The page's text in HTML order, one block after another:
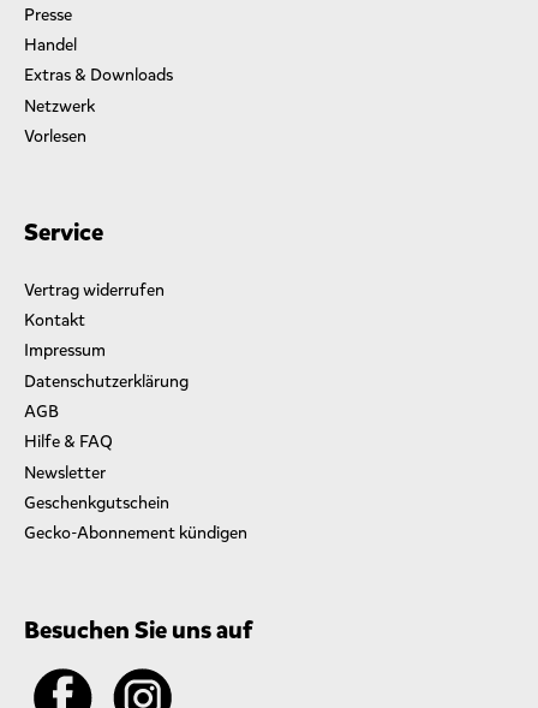
t
“
Presse
Handel
Extras & Downloads
Netzwerk
Vorlesen
Service
Vertrag widerrufen
Kontakt
Impressum
Datenschutzerklärung
AGB
Hilfe & FAQ
Newsletter
Geschenkgutschein
Gecko-Abonnement kündigen
Besuchen Sie uns auf